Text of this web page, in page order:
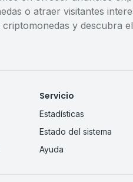
o atraer visitantes
y descubra
Servicio
Estadísticas
Estado del sistema
Ayuda